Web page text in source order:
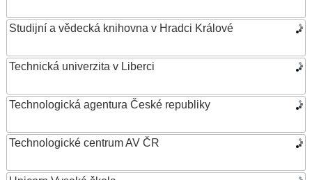
Studijní a vědecká knihovna v Hradci Králové
Technická univerzita v Liberci
Technologická agentura České republiky
Technologické centrum AV ČR